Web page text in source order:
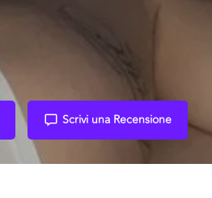
Scrivi una Recensione